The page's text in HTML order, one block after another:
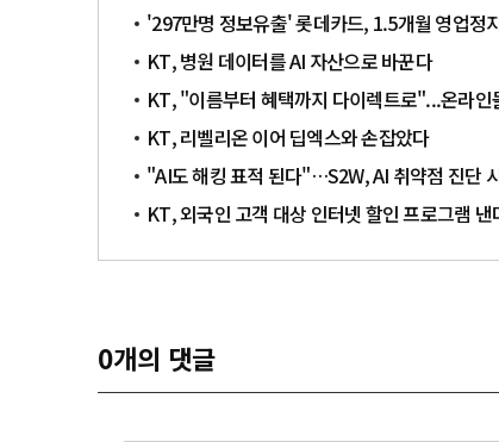
'297만명 정보유출' 롯데카드, 1.5개월 영업정
KT, 병원 데이터를 AI 자산으로 바꾼다
KT, "이름부터 혜택까지 다이렉트로"...온라
KT, 리벨리온 이어 딥엑스와 손잡았다
"AI도 해킹 표적 된다"…S2W, AI 취약점 진단
KT, 외국인 고객 대상 인터넷 할인 프로그램 낸
0개의 댓글